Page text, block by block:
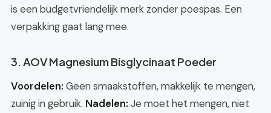
is een budgetvriendelijk merk zonder poespas. Een
verpakking gaat lang mee.
3. AOV Magnesium Bisglycinaat Poeder
Voordelen: Geen smaakstoffen, makkelijk te mengen,
zuinig in gebruik. Nadelen: Je moet het mengen, niet